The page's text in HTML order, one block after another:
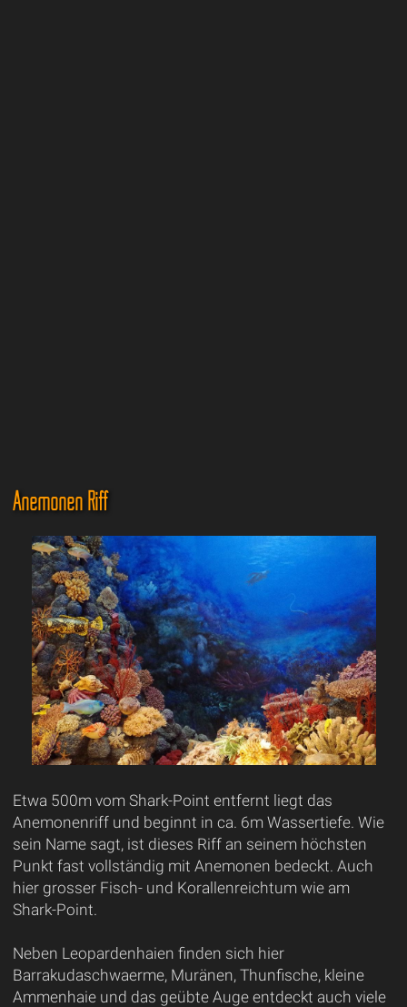
Anemonen Riff
Etwa 500m vom Shark-Point entfernt liegt das
Anemonenriff und beginnt in ca. 6m Wassertiefe. Wie
sein Name sagt, ist dieses Riff an seinem höchsten
Punkt fast vollständig mit Anemonen bedeckt. Auch
hier grosser Fisch- und Korallenreichtum wie am
Shark-Point.
Neben Leopardenhaien finden sich hier
Barrakudaschwaerme, Muränen, Thunfische, kleine
Ammenhaie und das geübte Auge entdeckt auch viele